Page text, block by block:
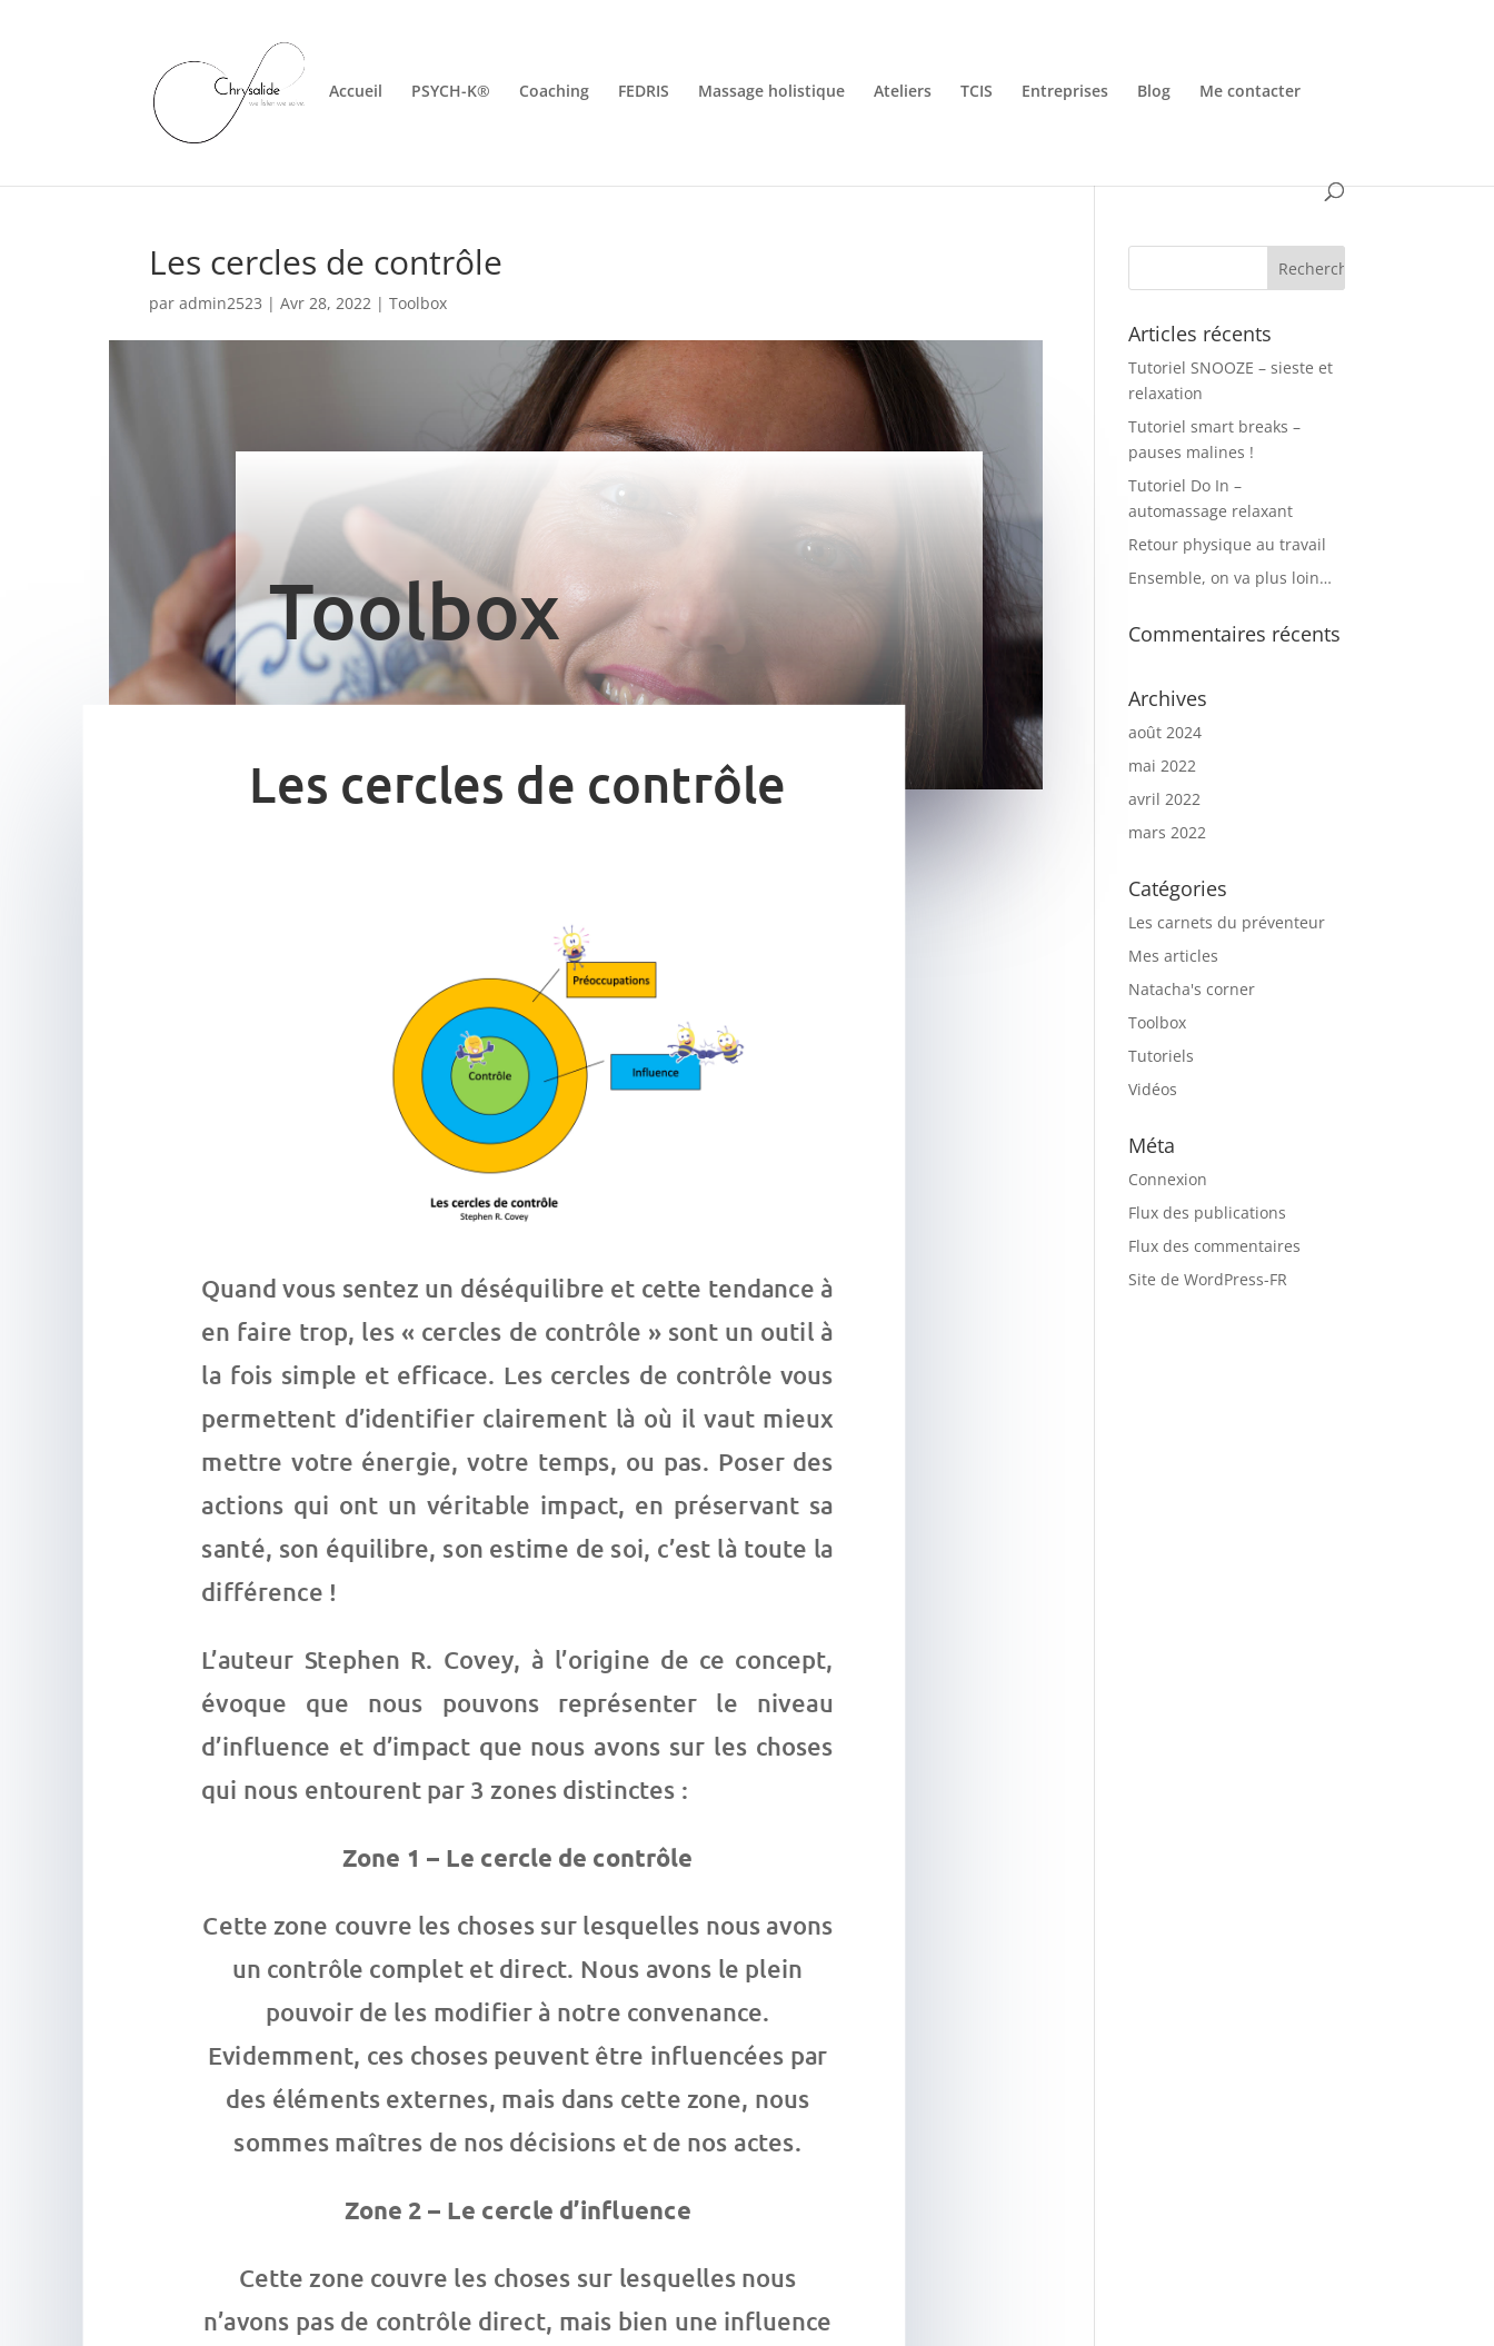
Accueil PSYCH-K® Coaching FEDRIS Massage holistique Ateliers TCIS Entreprises Blog Me contacter
Les cercles de contrôle
paradmin2523 |Avr 28, 2022 |Toolbox
Toolbox
Les cercles de contrôle
Quand vous sentez un déséquilibre et cette tendance à
en faire trop, les « cercles de contrôle » sont un outil à
la fois simple et efficace. Les cercles de contrôle vous
permettent d’identifier clairement là où il vaut mieux
mettre votre énergie, votre temps, ou pas. Poser des
actions qui ont un véritable impact, en préservant sa
santé, son équilibre, son estime de soi, c’est là toute la
différence !
L’auteur Stephen R. Covey, à l’origine de ce concept,
évoque que nous pouvons représenter le niveau
d’influence et d’impact que nous avons sur les choses
qui nous entourent par 3 zones distinctes :
Zone 1 – Le cercle de contrôle
Cette zone couvre les choses sur lesquelles nous avons
un contrôle complet et direct. Nous avons le plein
pouvoir de les modifier à notre convenance.
Evidemment, ces choses peuvent être influencées par
des éléments externes, mais dans cette zone, nous
sommes maîtres de nos décisions et de nos actes.
Zone 2 – Le cercle d’influence
Cette zone couvre les choses sur lesquelles nous
n’avons pas de contrôle direct, mais bien une influence
Articles récents
Tutoriel SNOOZE – sieste et
relaxation
Tutoriel smart breaks –
pauses malines !
Tutoriel Do In –
automassage relaxant
Retour physique au travail
Ensemble, on va plus loin…
Commentaires récents
Archives
août 2024
mai 2022
avril 2022
mars 2022
Catégories
Les carnets du préventeur
Mes articles
Natacha's corner
Toolbox
Tutoriels
Vidéos
Méta
Connexion
Flux des publications
Flux des commentaires
Site de WordPress-FR